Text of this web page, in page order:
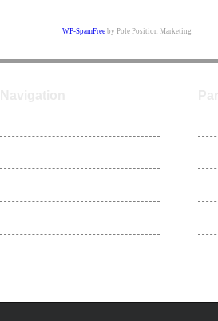
WP-SpamFree by Pole Position Marketing